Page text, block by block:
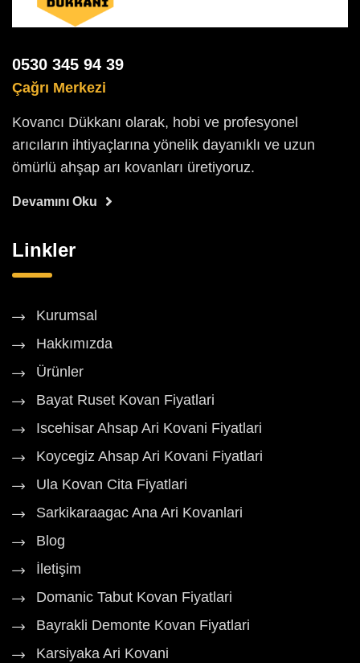
0530 345 94 39
Çağrı Merkezi
Kovancı Dükkanı olarak, hobi ve profesyonel
arıcıların ihtiyaçlarına yönelik dayanıklı ve uzun
ömürlü ahşap arı kovanları üretiyoruz.
Devamını Oku
Linkler
Kurumsal
Hakkımızda
Ürünler
Bayat Ruset Kovan Fiyatlari
Iscehisar Ahsap Ari Kovani Fiyatlari
Koycegiz Ahsap Ari Kovani Fiyatlari
Ula Kovan Cita Fiyatlari
Sarkikaraagac Ana Ari Kovanlari
Blog
İletişim
Domanic Tabut Kovan Fiyatlari
Bayrakli Demonte Kovan Fiyatlari
Karsiyaka Ari Kovani